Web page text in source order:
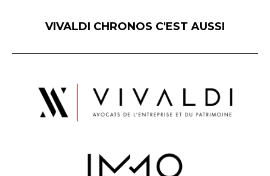
VIVALDI CHRONOS C'EST AUSSI